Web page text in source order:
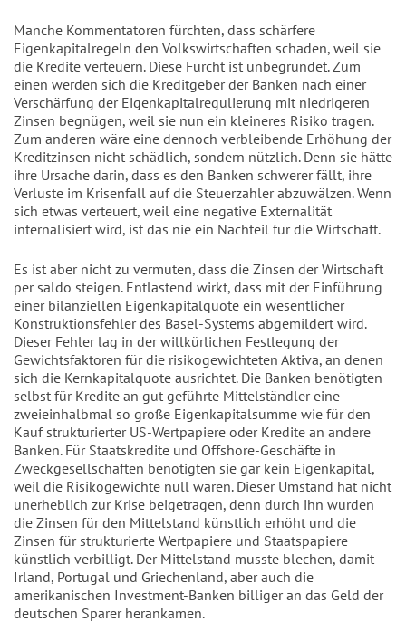
Manche Kommentatoren fürchten, dass schärfere
Eigenkapitalregeln den Volkswirtschaften schaden, weil sie
die Kredite verteuern. Diese Furcht ist unbegründet. Zum
einen werden sich die Kreditgeber der Banken nach einer
Verschärfung der Eigenkapitalregulierung mit niedrigeren
Zinsen begnügen, weil sie nun ein kleineres Risiko tragen.
Zum anderen wäre eine dennoch verbleibende Erhöhung der
Kreditzinsen nicht schädlich, sondern nützlich. Denn sie hätte
ihre Ursache darin, dass es den Banken schwerer fällt, ihre
Verluste im Krisenfall auf die Steuerzahler abzuwälzen. Wenn
sich etwas verteuert, weil eine negative Externalität
internalisiert wird, ist das nie ein Nachteil für die Wirtschaft.
Es ist aber nicht zu vermuten, dass die Zinsen der Wirtschaft
per saldo steigen. Entlastend wirkt, dass mit der Einführung
einer bilanziellen Eigenkapitalquote ein wesentlicher
Konstruktionsfehler des Basel-Systems abgemildert wird.
Dieser Fehler lag in der willkürlichen Festlegung der
Gewichtsfaktoren für die risikogewichteten Aktiva, an denen
sich die Kernkapitalquote ausrichtet. Die Banken benötigten
selbst für Kredite an gut geführte Mittelständler eine
zweieinhalbmal so große Eigenkapitalsumme wie für den
Kauf strukturierter US-Wertpapiere oder Kredite an andere
Banken. Für Staatskredite und Offshore-Geschäfte in
Zweckgesellschaften benötigten sie gar kein Eigenkapital,
weil die Risikogewichte null waren. Dieser Umstand hat nicht
unerheblich zur Krise beigetragen, denn durch ihn wurden
die Zinsen für den Mittelstand künstlich erhöht und die
Zinsen für strukturierte Wertpapiere und Staatspapiere
künstlich verbilligt. Der Mittelstand musste blechen, damit
Irland, Portugal und Griechenland, aber auch die
amerikanischen Investment-Banken billiger an das Geld der
deutschen Sparer herankamen.